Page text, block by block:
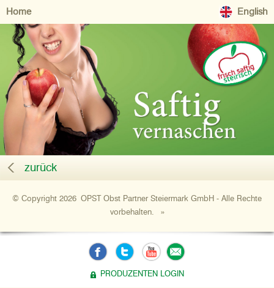
Home English
zurück
© Copyright 2026 OPST Obst Partner Steiermark GmbH - Alle Rechte
vorbehalten.
»
PRODUZENTEN LOGIN